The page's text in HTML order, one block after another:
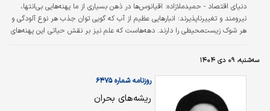
دنیای اقتصاد - حمیدملازاده: اقیانوس‌ها در ذهن بسیاری از ما پهنه‌هایی بی‌انتها،
نیرومند و تغییرناپذیرند؛ انبارهایی عظیم از آب که گویی توان جذب هر نوع آلودگی و
هر شوک زیست‌محیطی را دارند. دهه‌هاست که علم نیز بر نقش حیاتی این پهنه‌های
دی‌اکسیدکربن اضافی ناشی از فعالیت‌های انسانی را جذب و با بلعیدن گرمای مازاد،
زمین را از ورود به چرخه‌های خطرناک اقلیمی بازمی‌دارند. اما اکنون شواهد علمی تازه
نشان می‌دهد این سپر طبیعی، آن‌قدرها هم…
سه‌شنبه، ۰۹ دی ۱۴۰۴
روزنامه شماره ۶۴۷۵
ریشه‌های بحران